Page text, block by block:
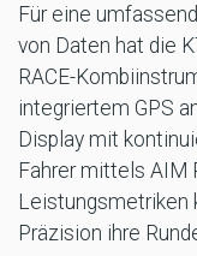
Für eine
von Daten hat die
RACE-
integriertem GPS
Display mit
Fahrer mittels AIM
Leistungsmetriken
Präzision ihre